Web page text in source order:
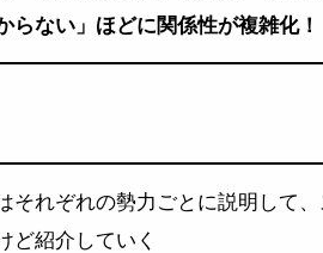
らない」ほどに関係性が複雑化！
それぞれの勢力ごとに説明して
ど紹介していく